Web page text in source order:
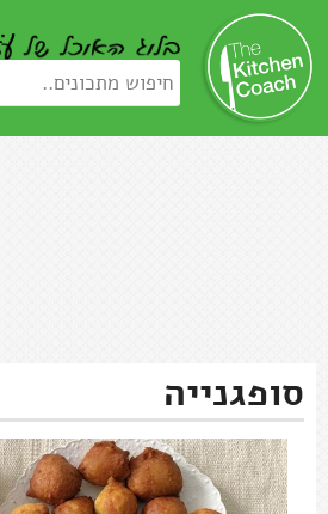
סופגנייה